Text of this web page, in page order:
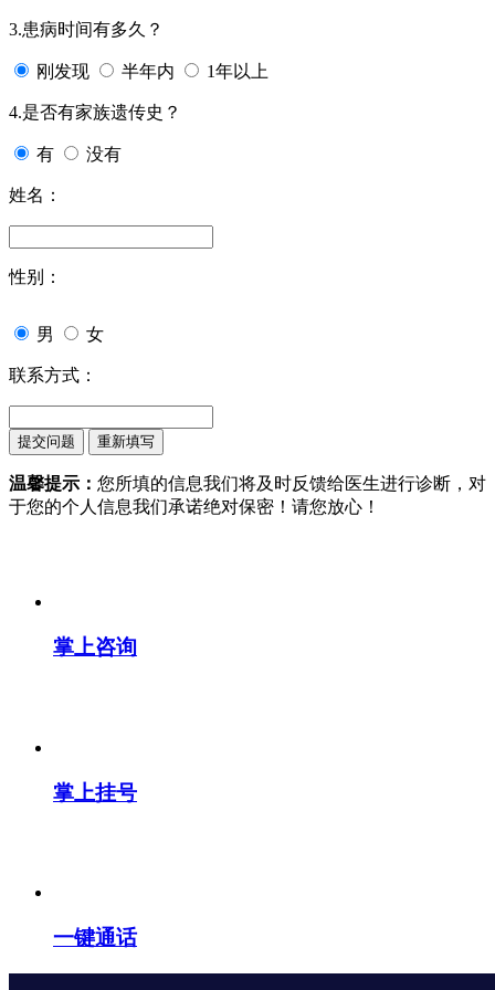
3.患病时间有多久？
刚发现 半年内 1年以上
4.是否有家族遗传史？
有 没有
姓名：
性别：
男 女
联系方式：
温馨提示： 您所填的信息我们将及时反馈给医生进行诊断，对
于您的个人信息我们承诺绝对保密！请您放心！
掌上咨询
掌上挂号
一键通话